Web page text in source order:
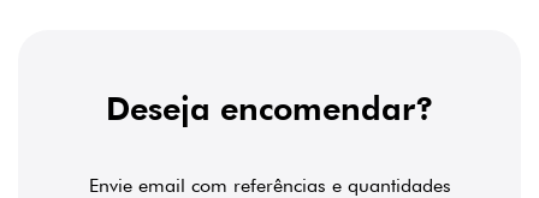
Deseja encomendar?
Envie email com referências e quantidades